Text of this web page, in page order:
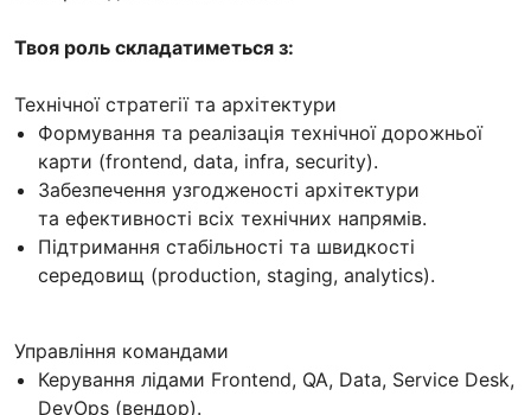
Твоя роль складатиметься з:
Технічної стратегії та архітектури
Формування та реалізація технічної дорожньої
карти (frontend, data, infra, security).
Забезпечення узгодженості архітектури
та ефективності всіх технічних напрямів.
Підтримання стабільності та швидкості
середовищ (production, staging, analytics).
Управління командами
Керування лідами Frontend, QA, Data, Service Desk,
DevOps (вендор).